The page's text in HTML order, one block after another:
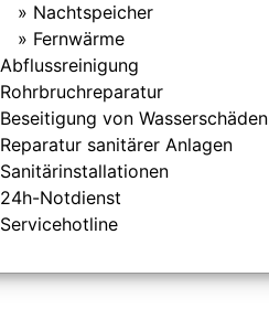
Nachtspeicher
Fernwärme
Abflussreinigung
Rohrbruchreparatur
Beseitigung von Wasserschäden
Reparatur sanitärer Anlagen
Sanitärinstallationen
24h-Notdienst
Servicehotline